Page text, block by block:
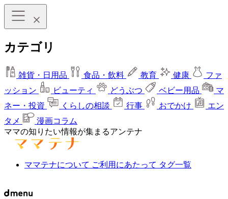
カテゴリ
雑貨・日用品 食品・飲料 教育 健康
ファ
ッション
ビューティ どうぶつ ベビー用品
マ
ネー・投資
くらしの相談 行事 おでかけ
エン
タメ
漫画コラム
ママの知りたい情報が集まるアンテナ
ママテナについて ご利用にあたって タグ一覧